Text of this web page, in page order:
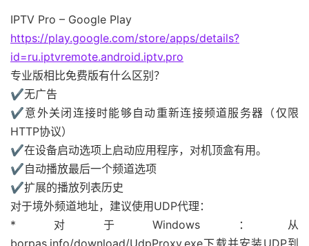
IPTV Pro – Google Play
https://play.google.com/store/apps/details?
id=ru.iptvremote.android.iptv.pro
专业版相比免费版有什么区别？
✔无广告
✔意外关闭连接时能够自动重新连接频道服务器（仅限
HTTP协议）
✔在设备启动选项上启动应用程序，对机顶盒有用。
✔自动播放最后一个频道选项
✔扩展的播放列表历史
对于境外频道地址，建议使用UDP代理：
*对于Windows：从
borpas.info/download/UdpProxy.exe下载并安装UDP到